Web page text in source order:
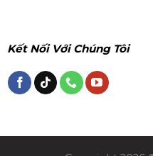
Kết Nối Với Chúng Tôi